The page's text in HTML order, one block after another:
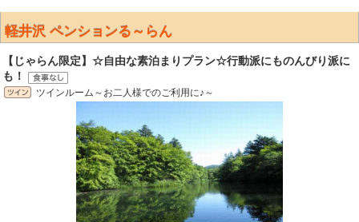
軽井沢 ペンションる～らん
【じゃらん限定】☆自由な素泊まりプラン☆行動派にものんびり派に
も！
ツインルーム～お二人様でのご利用に♪～